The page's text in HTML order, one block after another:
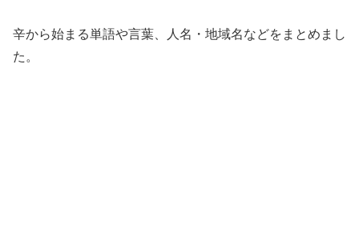
辛から始まる単語や言葉、人名・地域名などをまとめまし
た。